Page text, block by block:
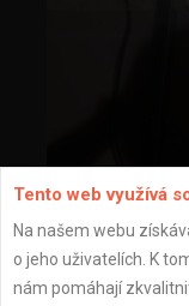
Tento web využívá
Na našem webu
o jeho uživatelích. K
nám pomáhají